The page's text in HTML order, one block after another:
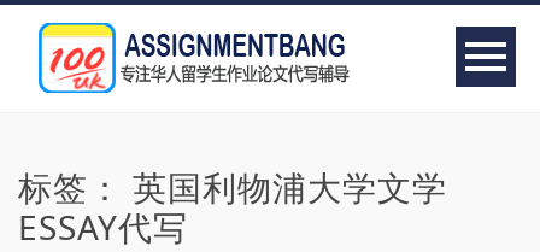
标签： 英国利物浦大学文学
ESSAY代写